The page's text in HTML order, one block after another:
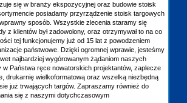
się w branży ekspozycyjnej oraz budowie stoisk
posiadamy przyrządzenie stoisk targowych
sposób. Wszystkie zlecenia staramy się
z klientów był zadowolony, oraz otrzymywał to na co
tej funkcjonujemy już od 15 lat z powodzeniem
państwowe. Dzięki ogromnej wprawie, jesteśmy
najbardziej wygórowanym żądaniom naszych
w Państwa ręce nowatorskich projektantów, zaplecze
drukarnię wielkoformatową oraz wszelką niezbędną
już trwających targów. Zapraszamy również do
się z naszymi dotychczasowym